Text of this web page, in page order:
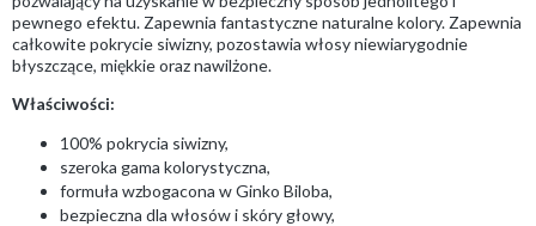
pewnego efektu. Zapewnia fantastyczne naturalne kolory. Zapewnia
całkowite pokrycie siwizny, pozostawia włosy niewiarygodnie
błyszczące, miękkie oraz nawilżone.
Właściwości:
100% pokrycia siwizny,
szeroka gama kolorystyczna,
formuła wzbogacona w Ginko Biloba,
bezpieczna dla włosów i skóry głowy,